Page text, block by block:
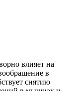
влияет на
в
снятию